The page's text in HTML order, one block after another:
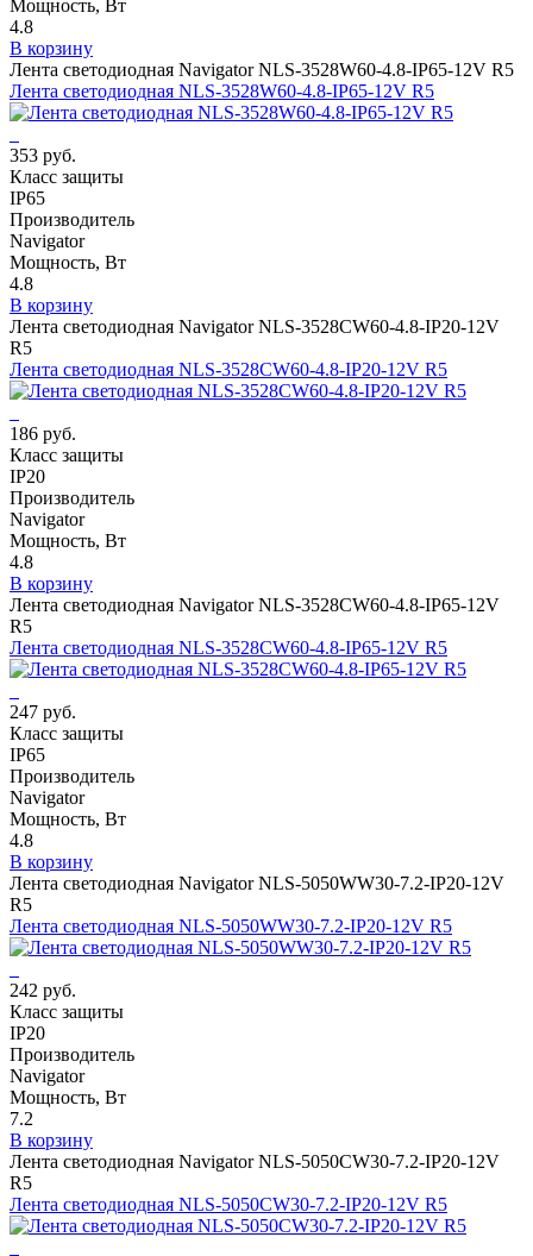
Мощность, Вт
4.8
В корзину
Лента светодиодная Navigator NLS-3528W60-4.8-IP65-12V R5
Лента светодиодная NLS-3528W60-4.8-IP65-12V R5
353 руб.
Класс защиты
IP65
Производитель
Navigator
Мощность, Вт
4.8
В корзину
Лента светодиодная Navigator NLS-3528СW60-4.8-IP20-12V
R5
Лента светодиодная NLS-3528СW60-4.8-IP20-12V R5
186 руб.
Класс защиты
IP20
Производитель
Navigator
Мощность, Вт
4.8
В корзину
Лента светодиодная Navigator NLS-3528СW60-4.8-IP65-12V
R5
Лента светодиодная NLS-3528СW60-4.8-IP65-12V R5
247 руб.
Класс защиты
IP65
Производитель
Navigator
Мощность, Вт
4.8
В корзину
Лента светодиодная Navigator NLS-5050WW30-7.2-IP20-12V
R5
Лента светодиодная NLS-5050WW30-7.2-IP20-12V R5
242 руб.
Класс защиты
IP20
Производитель
Navigator
Мощность, Вт
7.2
В корзину
Лента светодиодная Navigator NLS-5050СW30-7.2-IP20-12V
R5
Лента светодиодная NLS-5050СW30-7.2-IP20-12V R5